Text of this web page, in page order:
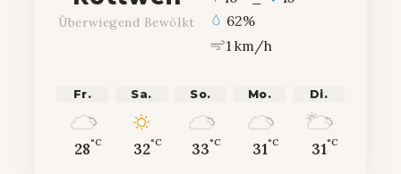
Überwiegend Bewölkt
62%
1 km/h
Fr.
28°C
Sa.
32°C
So.
33°C
Mo.
31°C
Di.
31°C